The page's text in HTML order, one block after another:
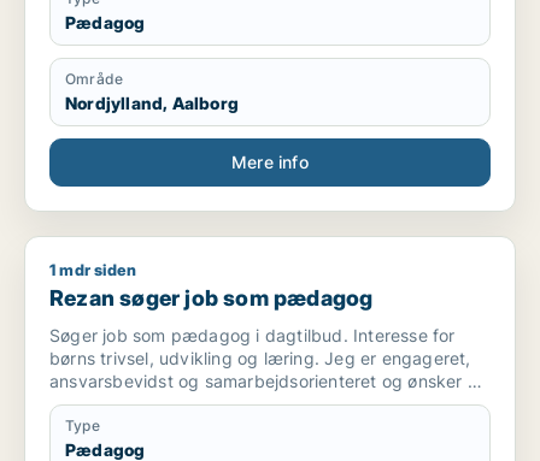
Pædagog
Område
Nordjylland, Aalborg
Mere info
Rezan søger job som pædagog
1 mdr siden
Rezan søger job som pædagog
Søger job som pædagog i dagtilbud. Interesse for
børns trivsel, udvikling og læring. Jeg er engageret,
ansvarsbevidst og samarbejdsorienteret og ønsker at
bidrage til et trygt og udviklende miljø for børnene.
Type
Pædagog